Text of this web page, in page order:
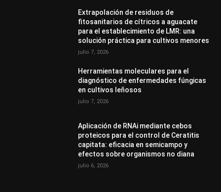
Extrapolación de residuos de
fitosanitarios de cítricos a aguacate
para el establecimiento de LMR: una
solución práctica para cultivos menores
julio 7, 2026
Herramientas moleculares para el
diagnóstico de enfermedades fúngicas
en cultivos leñosos
julio 7, 2026
Aplicación de RNAi mediante cebos
proteicos para el control de Ceratitis
capitata: eficacia en semicampo y
efectos sobre organismos no diana
julio 6, 2026